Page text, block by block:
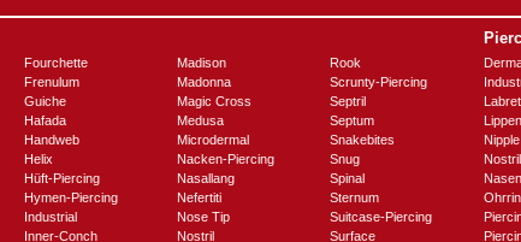
Fourchette
Frenulum
Guiche
Hafada
Handweb
Helix
Hüft-Piercing
Hymen-Piercing
Industrial
Inner-Conch
Madison
Madonna
Magic Cross
Medusa
Microdermal
Nacken-Piercing
Nasallang
Nefertiti
Nose Tip
Nostril
Rook
Scrunty-Piercing
Septril
Septum
Snakebites
Snug
Spinal
Sternum
Suitcase-Piercing
Surface